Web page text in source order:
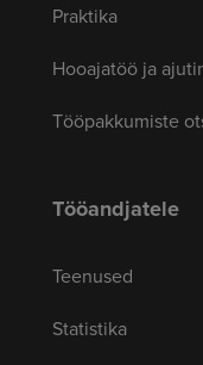
Praktika
Hooajatöö ja
Tööpakkumiste
Tööandjatele
Teenused
Statistika